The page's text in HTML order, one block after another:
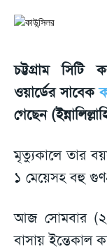
চট্টগ্রাম সিটি
ওয়ার্ডের সাবেক
গেছেন
মৃত্যুকালে তার
১ মেয়েসহ বহু
আজ সোমবার
বাসায় ইন্তেকাল